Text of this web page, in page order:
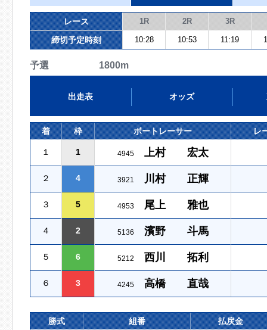
レース 1R 2R 3R
締切予定時刻 10:28 10:53 11:19
予選 1800m
出走表 オッズ
着 枠 ボートレーサー レ
１ 1 4945 上村 宏太
２ 4 3921 川村 正輝
３ 5 4953 尾上 雅也
４ 2 5136 濱野 斗馬
５ 6 5212 西川 拓利
６ 3 4245 高橋 直哉
勝式 組番 払戻金